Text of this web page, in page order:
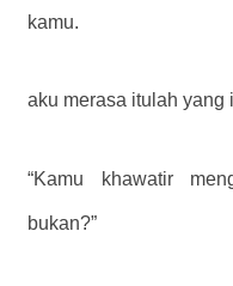
kamu.
aku merasa itulah yang
“Kamu khawatir
bukan?”